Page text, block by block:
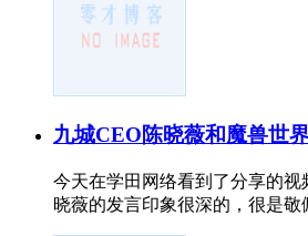
九城CEO陈晓薇和魔兽世
今天在学田网络看到了分享的视
晓薇的发言印象很深的，很是敬